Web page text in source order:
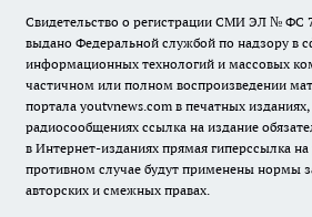
Свидетельство о регистрации СМИ ЭЛ № ФС
выдано Федеральной службой по надзору в
информационных технологий и массовых
частичном или полном воспроизведении
портала youtvnews.com в печатных
радиосообщениях ссылка на издание
в Интернет-изданиях прямая гиперссылка на
противном случае будут применены нормы
авторских и смежных правах.